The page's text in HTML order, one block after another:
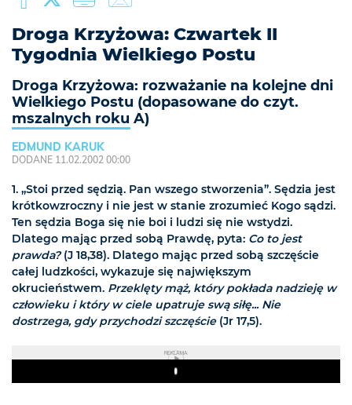
Droga Krzyżowa: Czwartek II
Tygodnia Wielkiego Postu
Droga Krzyżowa: rozważanie na kolejne dni
Wielkiego Postu (dopasowane do czyt.
mszalnych roku A)
EDMUND KARUK
DODANE 11.02.2002 00:00
1. „Stoi przed sędzią. Pan wszego stworzenia”. Sędzia jest
krótkowzroczny i nie jest w stanie zrozumieć Kogo sądzi.
Ten sędzia Boga się nie boi i ludzi się nie wstydzi.
Dlatego mając przed sobą Prawdę, pyta: Co to jest
prawda?(J 18,38). Dlatego mając przed sobą szczęście
całej ludzkości, wykazuje się największym
okrucieństwem. Przeklęty mąż, który pokłada nadzieję w
człowieku i który w ciele upatruje swą siłę... Nie
dostrzega, gdy przychodzi szczęście (Jr 17,5).
REKLAMA
Play